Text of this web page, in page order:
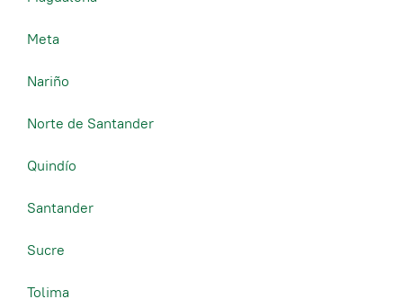
Meta
Nariño
Norte de Santander
Quindío
Santander
Sucre
Tolima